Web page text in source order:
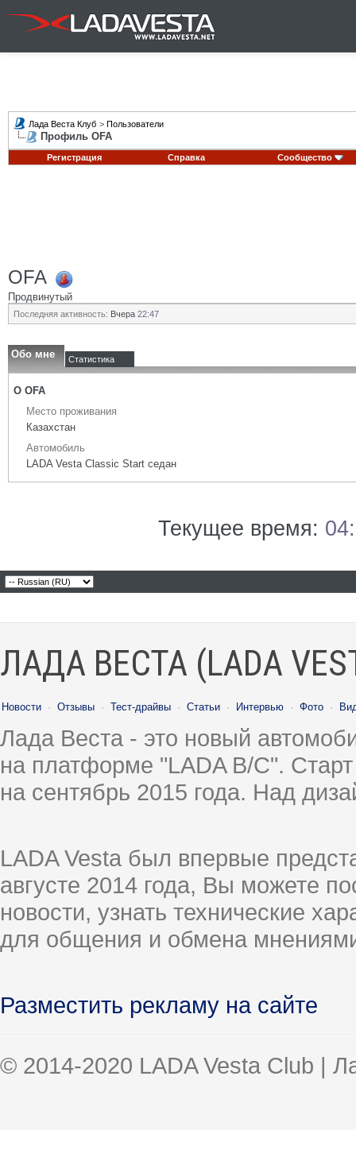
Лада Веста Клуб > Пользователи
Профиль OFA
Регистрация Справка Сообщество
OFA
Продвинутый
Последняя активность: Вчера 22:47
Обо мне Статистика
О OFA
Место проживания
Казахстан
Автомобиль
LADA Vesta Classic Start седан
Текущее время:
ЛАДА ВЕСТА (LADA
Новости · Отзывы · Тест-драйвы · Статьи · Интервью · Фото ·
Лада Веста - это новый
на платформе "LADA B/C".
на сентябрь 2015 года. Над
LADA Vesta был впервые
августе 2014 года, Вы можете
новости, узнать технические
для общения и обмена
Разместить рекламу на сайте
© 2014-2020 LADA Vesta Club |